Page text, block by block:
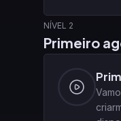
NÍVEL 2
Primeiro